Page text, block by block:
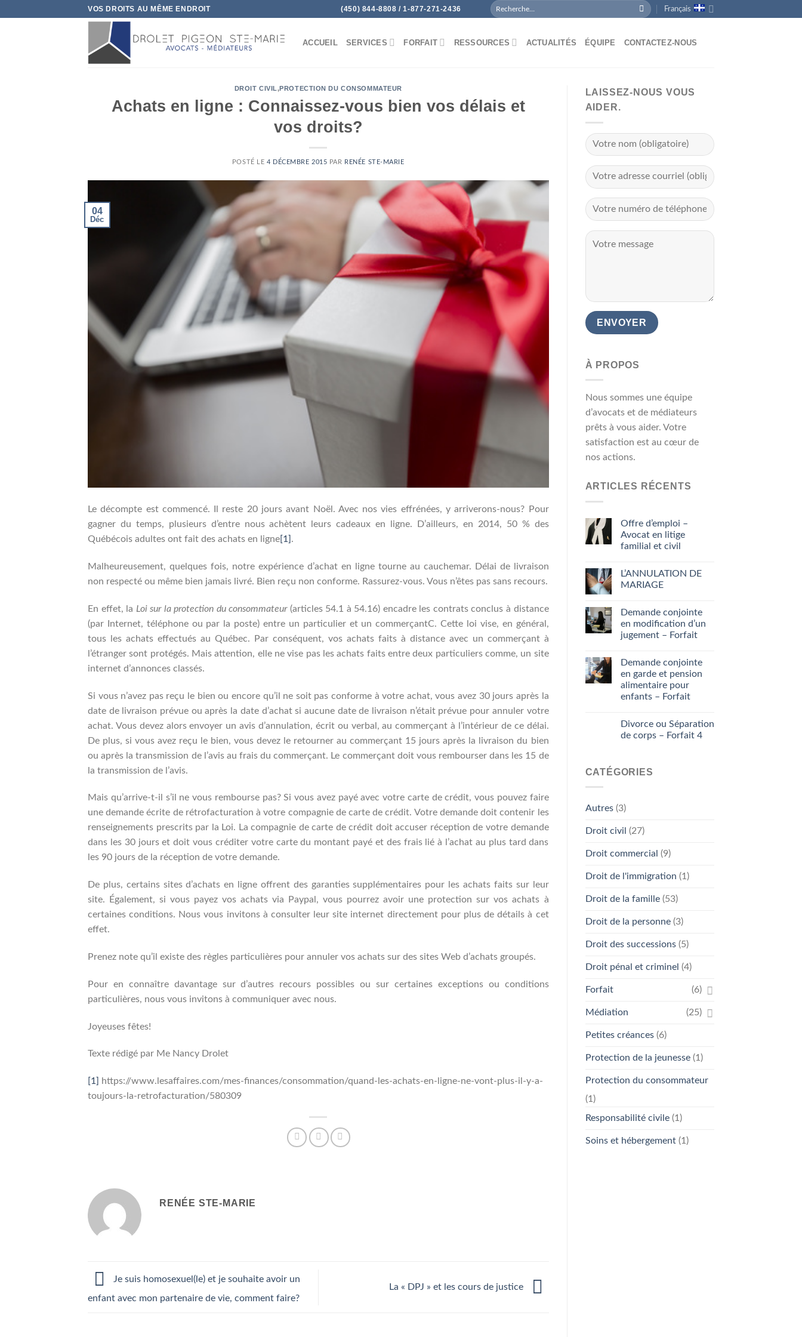
VOS DROITS AU MÊME ENDROIT (450) 844-8808 / 1-877-271-2436 Français
ACCUEIL SERVICES FORFAIT RESSOURCES ACTUALITÉS ÉQUIPE CONTACTEZ-NOUS
DROIT CIVIL,PROTECTION DU CONSOMMATEUR
Achats en ligne : Connaissez-vous bien vos délais et
vos droits?
POSTÉ LE 4 DÉCEMBRE 2015 PAR RENÉE STE-MARIE
04
Déc
Le décompte est commencé. Il reste 20 jours avant Noël. Avec nos vies effrénées, y arriverons-nous? Pour
gagner du temps, plusieurs d’entre nous achètent leurs cadeaux en ligne. D’ailleurs, en 2014, 50 % des
Québécois adultes ont fait des achats en ligne[1] .
Malheureusement, quelques fois, notre expérience d’achat en ligne tourne au cauchemar. Délai de livraison
non respecté ou même bien jamais livré. Bien reçu non conforme. Rassurez-vous. Vous n’êtes pas sans recours.
En effet, la Loi sur la protection du consommateur(articles 54.1 à 54.16) encadre les contrats conclus à distance
(par Internet, téléphone ou par la poste) entre un particulier et un commerçantC. Cette loi vise, en général,
tous les achats effectués au Québec. Par conséquent, vos achats faits à distance avec un commerçant à
l’étranger sont protégés. Mais attention, elle ne vise pas les achats faits entre deux particuliers comme, un site
internet d’annonces classés.
Si vous n’avez pas reçu le bien ou encore qu’il ne soit pas conforme à votre achat, vous avez 30 jours après la
date de livraison prévue ou après la date d’achat si aucune date de livraison n’était prévue pour annuler votre
achat. Vous devez alors envoyer un avis d’annulation, écrit ou verbal, au commerçant à l’intérieur de ce délai.
De plus, si vous avez reçu le bien, vous devez le retourner au commerçant 15 jours après la livraison du bien
ou après la transmission de l’avis au frais du commerçant. Le commerçant doit vous rembourser dans les 15 de
la transmission de l’avis.
Mais qu’arrive-t-il s’il ne vous rembourse pas? Si vous avez payé avec votre carte de crédit, vous pouvez faire
une demande écrite de rétrofacturation à votre compagnie de carte de crédit. Votre demande doit contenir les
renseignements prescrits par la Loi. La compagnie de carte de crédit doit accuser réception de votre demande
dans les 30 jours et doit vous créditer votre carte du montant payé et des frais lié à l’achat au plus tard dans
les 90 jours de la réception de votre demande.
De plus, certains sites d’achats en ligne offrent des garanties supplémentaires pour les achats faits sur leur
site. Également, si vous payez vos achats via Paypal, vous pourrez avoir une protection sur vos achats à
certaines conditions. Nous vous invitons à consulter leur site internet directement pour plus de détails à cet
effet.
Prenez note qu’il existe des règles particulières pour annuler vos achats sur des sites Web d’achats groupés.
Pour en connaître davantage sur d’autres recours possibles ou sur certaines exceptions ou conditions
particulières, nous vous invitons à communiquer avec nous.
Joyeuses fêtes!
Texte rédigé par Me Nancy Drolet
[1] https://www.lesaffaires.com/mes-finances/consommation/quand-les-achats-en-ligne-ne-vont-plus-il-y-a-
toujours-la-retrofacturation/580309
RENÉE STE-MARIE
Je suis homosexuel(le) et je souhaite avoir un
enfant avec mon partenaire de vie, comment faire?
La « DPJ » et les cours de justice
LAISSEZ-NOUS VOUS
AIDER.
À PROPOS
Nous sommes une équipe
d’avocats et de médiateurs
prêts à vous aider. Votre
satisfaction est au cœur de
nos actions.
ARTICLES RÉCENTS
Offre d’emploi –
Avocat en litige
familial et civil
L’ANNULATION DE
MARIAGE
Demande conjointe
en modification d’un
jugement – Forfait
Demande conjointe
en garde et pension
alimentaire pour
enfants – Forfait
Divorce ou Séparation
de corps – Forfait 4
CATÉGORIES
Autres(3)
Droit civil (27)
Droit commercial (9)
Droit de l'immigration (1)
Droit de la famille(53)
Droit de la personne(3)
Droit des successions(5)
Droit pénal et criminel (4)
Forfait (6)
Médiation (25)
Petites créances(6)
Protection de la jeunesse(1)
Protection du consommateur
(1)
Responsabilité civile(1)
Soins et hébergement(1)